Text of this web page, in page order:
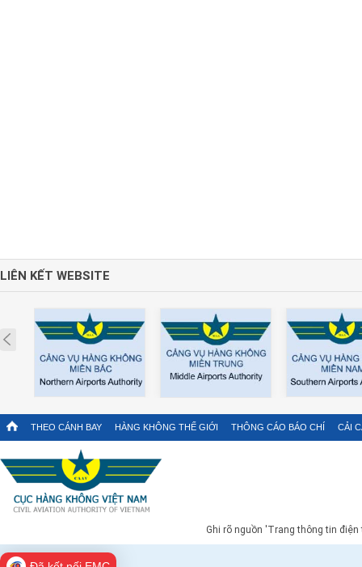
LIÊN KẾT WEBSITE
Prev
THEO CÁNH BAY HÀNG KHÔNG THẾ GIỚI THÔNG CÁO BÁO CHÍ CẢI
Ghi rõ nguồn 'Trang thông tin